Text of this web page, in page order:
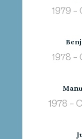
1979
1978
1978 –